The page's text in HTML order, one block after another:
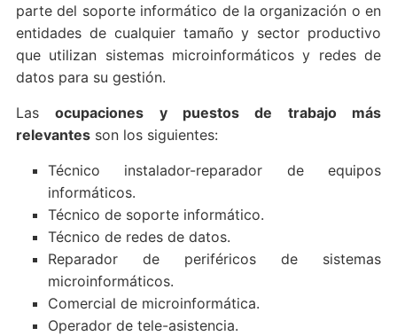
parte del soporte informático de la organización o en
entidades de cualquier tamaño y sector productivo
que utilizan sistemas microinformáticos y redes de
datos para su gestión.
Lasocupaciones y puestos de trabajo más
relevantesson los siguientes:
Técnico instalador-reparador de equipos
informáticos.
Técnico de soporte informático.
Técnico de redes de datos.
Reparador de periféricos de sistemas
microinformáticos.
Comercial de microinformática.
Operador de tele-asistencia.